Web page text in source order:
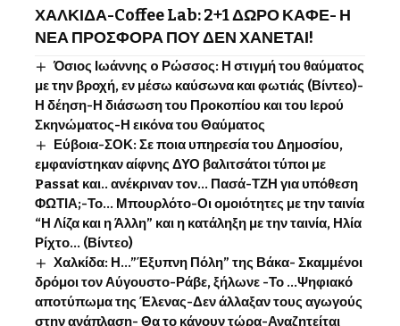
ΧΑΛΚΙΔΑ-Coffee Lab: 2+1 ΔΩΡΟ ΚΑΦΕ- Η
ΝΕΑ ΠΡΟΣΦΟΡΑ ΠΟΥ ΔΕΝ ΧΑΝΕΤΑΙ!
Όσιος Ιωάννης o Ρώσσος: Η στιγμή του θαύματος
με την βροχή, εν μέσω καύσωνα και φωτιάς (Βίντεο)-
Η δέηση-Η διάσωση του Προκοπίου και του Ιερού
Σκηνώματος-Η εικόνα του Θαύματος
Εύβοια-ΣΟΚ: Σε ποια υπηρεσία του Δημοσίου,
εμφανίστηκαν αίφνης ΔΥΟ βαλιτσάτοι τύποι με
Passat και.. ανέκριναν τον… Πασά-ΤΖΗ για υπόθεση
ΦΩΤΙΑ;-Το… Μπουρλότο-Οι ομοιότητες με την ταινία
“Η Λίζα και η Άλλη” και η κατάληξη με την ταινία, Ηλία
Ρίχτο… (Βίντεο)
Χαλκίδα: Η…”Έξυπνη Πόλη” της Βάκα- Σκαμμένοι
δρόμοι τον Αύγουστο-Ράβε, ξήλωνε -Το …Ψηφιακό
αποτύπωμα της Έλενας-Δεν άλλαξαν τους αγωγούς
στην ανάπλαση- Θα το κάνουν τώρα-Αναζητείται